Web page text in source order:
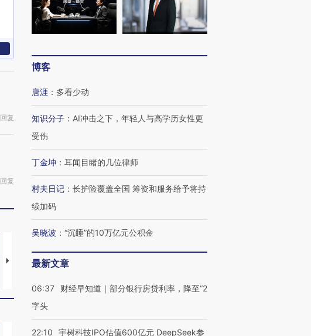
回复
回复
视线｜HYROX的吸金
毒品
博客
唐涯 ： 多看少动
知识分子 ： AI冲击之下，年轻人与高学历女性更
受伤
丁金坤 ： 耳闻目睹的几位律师
村夫日记 ： 长护险覆盖全国 筹资和服务给予将持
续加码
吴晓波 ： “沉睡”的10万亿元公积金
最新文章
06:37
财经早知道｜部分银行房贷利率，降至“2
字头
22:10
宇树科技IPO估值600亿元 DeepSeek参